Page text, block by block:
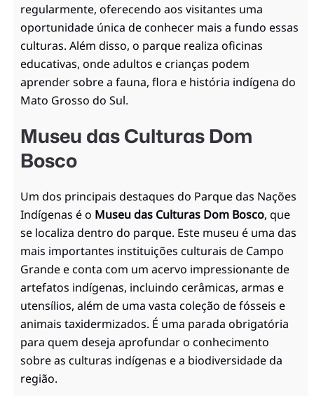
regularmente, oferecendo aos visitantes uma
oportunidade única de conhecer mais a fundo essas
culturas. Além disso, o parque realiza oficinas
educativas, onde adultos e crianças podem
aprender sobre a fauna, flora e história indígena do
Mato Grosso do Sul.
Museu das Culturas Dom
Bosco
Um dos principais destaques do Parque das Nações
Indígenas é o Museu das Culturas Dom Bosco, que
se localiza dentro do parque. Este museu é uma das
mais importantes instituições culturais de Campo
Grande e conta com um acervo impressionante de
artefatos indígenas, incluindo cerâmicas, armas e
utensílios, além de uma vasta coleção de fósseis e
animais taxidermizados. É uma parada obrigatória
para quem deseja aprofundar o conhecimento
sobre as culturas indígenas e a biodiversidade da
região.